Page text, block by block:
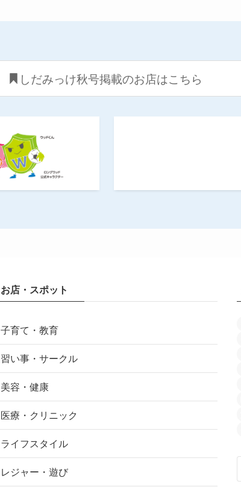
しだみっけ秋号掲載のお店はこちら
お店・スポット
子育て・教育
習い事・サークル
美容・健康
医療・クリニック
ライフスタイル
レジャー・遊び